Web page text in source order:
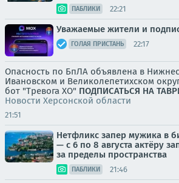
ПАБЛИКИ 22:21
Уважаемые жители и
ГОЛАЯ ПРИСТАНЬ 22:17
Опасность по БпЛА объявлена в
Ивановском и Великолепетихском
бот "Тревога ХО" ПОДПИСАТЬСЯ НА
Новости Херсонской области
21:51
Нетфликс запер мужика в
— с 6 по 8 августа актёру
за пределы пространства
ПАБЛИКИ 21:46